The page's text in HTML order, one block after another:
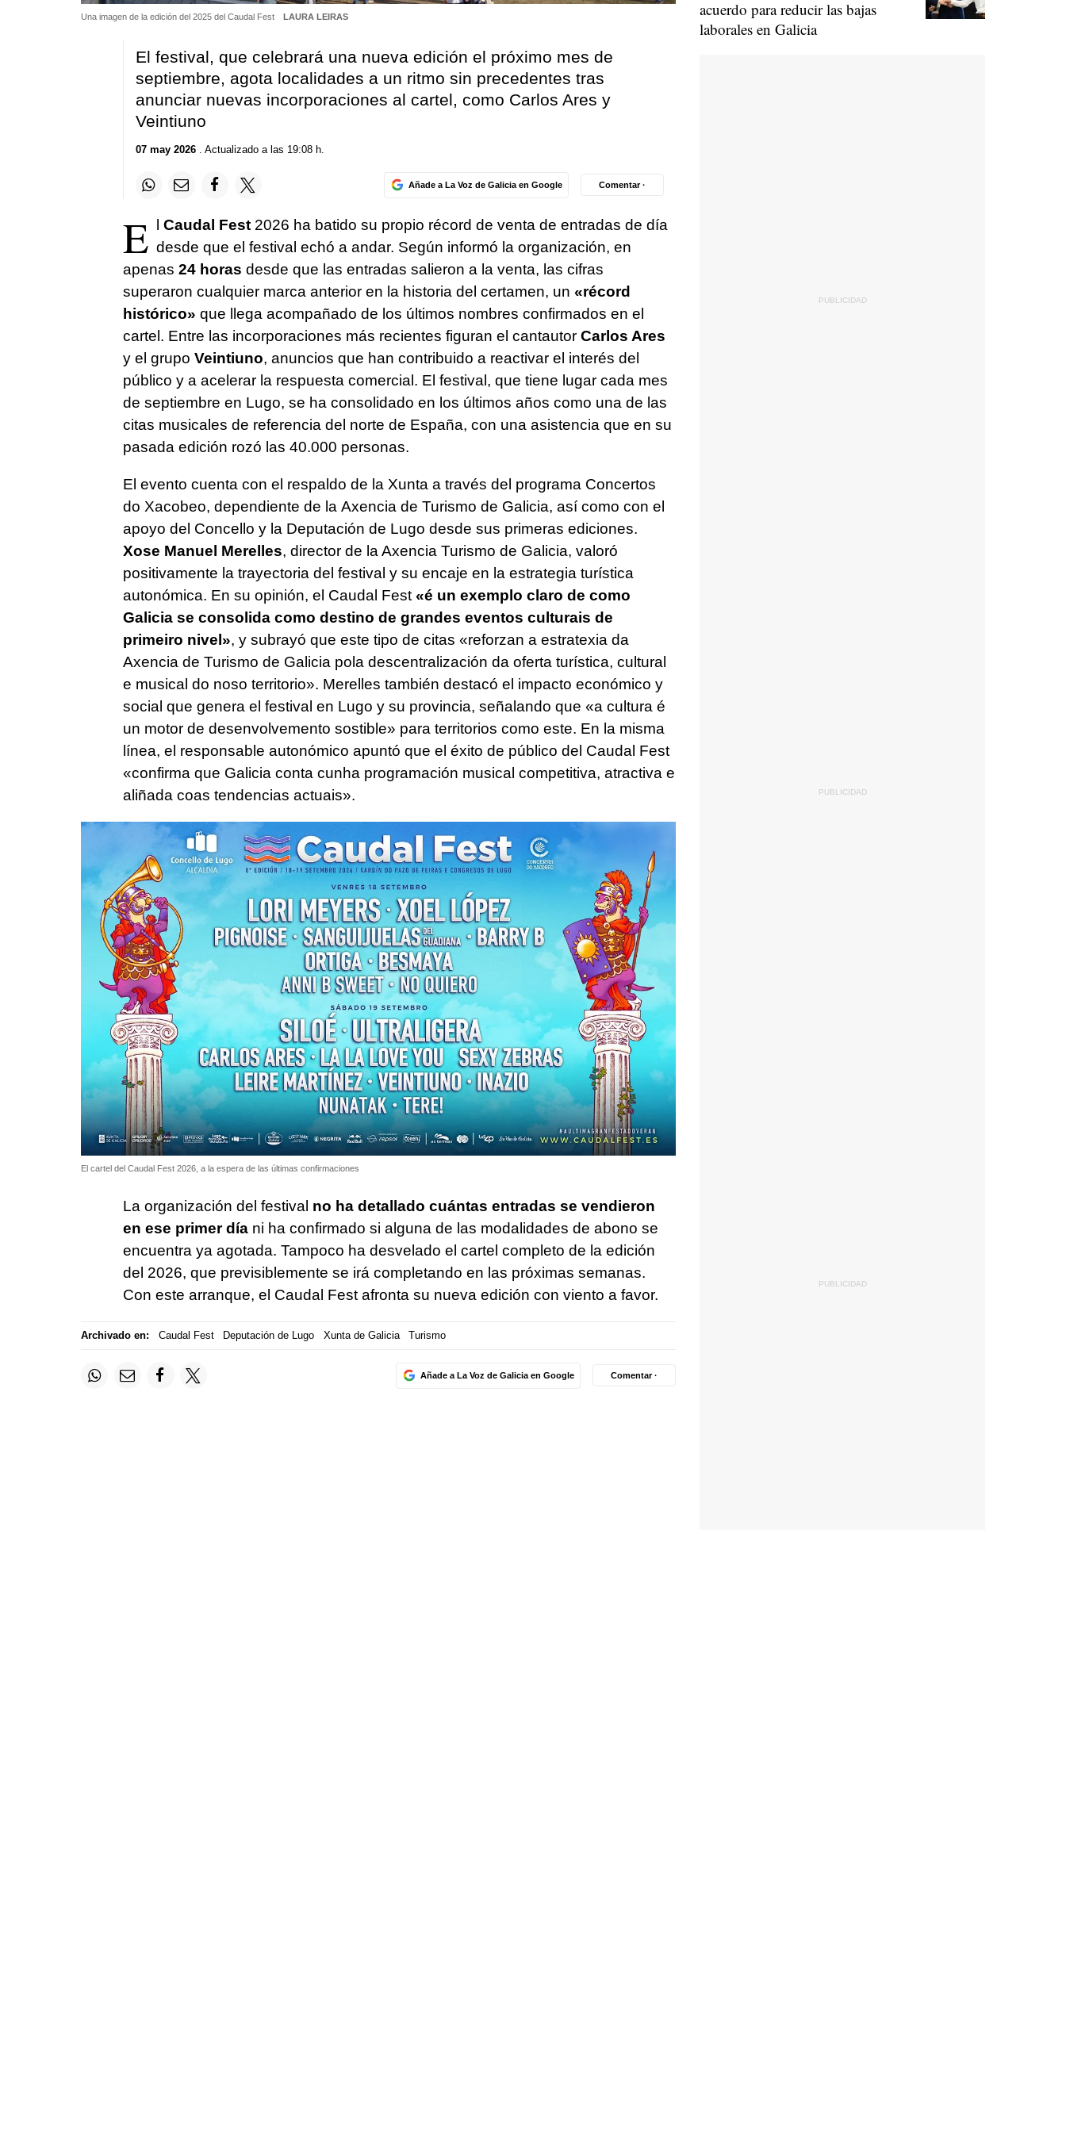
Una imagen de la edición del 2025 del Caudal Fest LAURA LEIRAS
El festival, que celebrará una nueva edición el próximo mes de
septiembre, agota localidades a un ritmo sin precedentes tras
anunciar nuevas incorporaciones al cartel, como Carlos Ares y
Veintiuno
07 may 2026. Actualizado a las 19:08 h.
Añade a La Voz de Galicia en Google Comentar ·
E l Caudal Fest2026 ha batido su propio récord de venta de entradas de día
desde que el festival echó a andar. Según informó la organización, en
apenas 24 horas desde que las entradas salieron a la venta, las cifras
superaron cualquier marca anterior en la historia del certamen, un «récord
histórico» que llega acompañado de los últimos nombres confirmados en el
cartel. Entre las incorporaciones más recientes figuran el cantautor Carlos Ares
y el grupo Veintiuno, anuncios que han contribuido a reactivar el interés del
público y a acelerar la respuesta comercial. El festival, que tiene lugar cada mes
de septiembre en Lugo, se ha consolidado en los últimos años como una de las
citas musicales de referencia del norte de España, con una asistencia que en su
pasada edición rozó las 40.000 personas.
El evento cuenta con el respaldo de la Xunta a través del programa Concertos
do Xacobeo, dependiente de la Axencia de Turismo de Galicia, así como con el
apoyo del Concello y la Deputación de Lugo desde sus primeras ediciones.
Xose Manuel Merelles, director de la Axencia Turismo de Galicia, valoró
positivamente la trayectoria del festival y su encaje en la estrategia turística
autonómica. En su opinión, el Caudal Fest«é un exemplo claro de como
Galicia se consolida como destino de grandes eventos culturais de
primeiro nivel», y subrayó que este tipo de citas «reforzan a estratexia da
Axencia de Turismo de Galicia pola descentralización da oferta turística, cultural
e musical do noso territorio». Merelles también destacó el impacto económico y
social que genera el festival en Lugo y su provincia, señalando que «a cultura é
un motor de desenvolvemento sostible» para territorios como este. En la misma
línea, el responsable autonómico apuntó que el éxito de público del Caudal Fest
«confirma que Galicia conta cunha programación musical competitiva, atractiva e
aliñada coas tendencias actuais».
El cartel del Caudal Fest 2026, a la espera de las últimas confirmaciones
La organización del festival no ha detallado cuántas entradas se vendieron
en ese primer díani ha confirmado si alguna de las modalidades de abono se
encuentra ya agotada. Tampoco ha desvelado el cartel completo de la edición
del 2026, que previsiblemente se irá completando en las próximas semanas.
Con este arranque, el Caudal Fest afronta su nueva edición con viento a favor.
Archivado en: Caudal Fest Deputación de Lugo Xunta de Galicia Turismo
Añade a La Voz de Galicia en Google Comentar ·
acuerdo para reducir las bajas
laborales en Galicia